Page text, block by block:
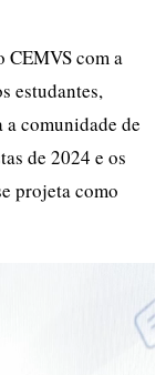
CEMVS com a
estudantes,
comunidade de
de 2024 e os
projeta como